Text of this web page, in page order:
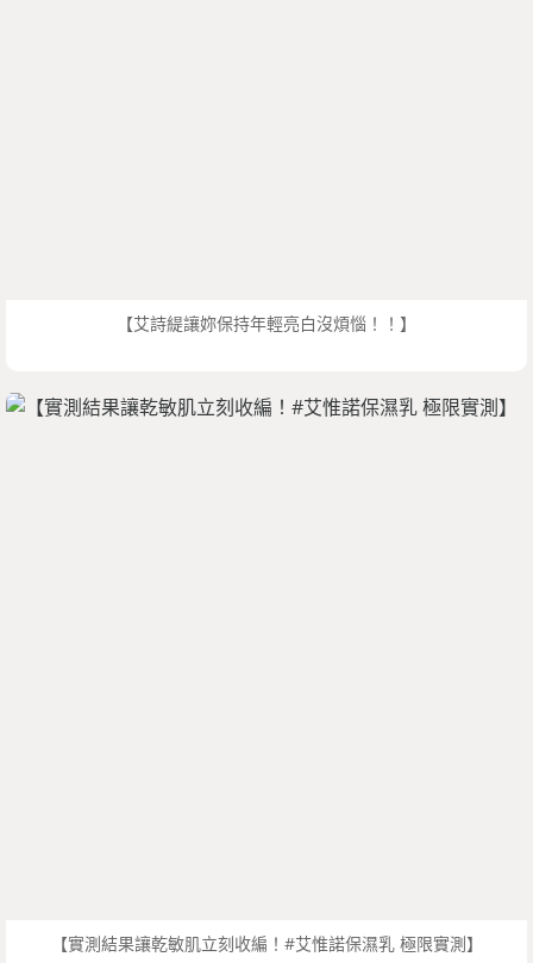
【艾詩緹讓妳保持年輕亮白沒煩惱！！】
【實測結果讓乾敏肌立刻收編！#艾惟諾保濕乳 極限實測】